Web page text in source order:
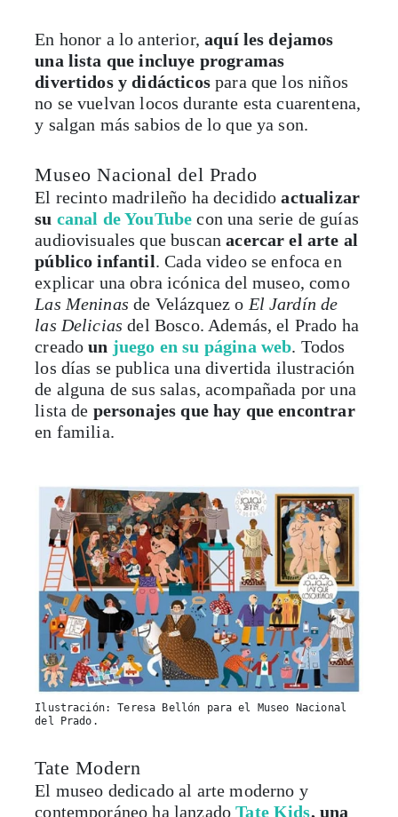
En honor a lo anterior,aquí les dejamos
una lista que incluye programas
divertidos y didácticospara que los niños
no se vuelvan locos durante esta cuarentena,
y salgan más sabios de lo que ya son.
Museo Nacional del Prado
El recinto madrileño ha decididoactualizar
su canal de YouTube con una serie de guías
audiovisuales que buscanacercar el arte al
público infantil. Cada video se enfoca en
explicar una obra icónica del museo, como
Las Meninas de Velázquez o El Jardín de
las Delicias del Bosco. Además, el Prado ha
creadoun juego en su página web. Todos
los días se publica una divertida ilustración
de alguna de sus salas, acompañada por una
lista de personajes que hay que encontrar
en familia.
Ilustración: Teresa Bellón para el Museo Nacional
del Prado.
Tate Modern
El museo dedicado al arte moderno y
contemporáneo ha lanzadoTate Kids, una